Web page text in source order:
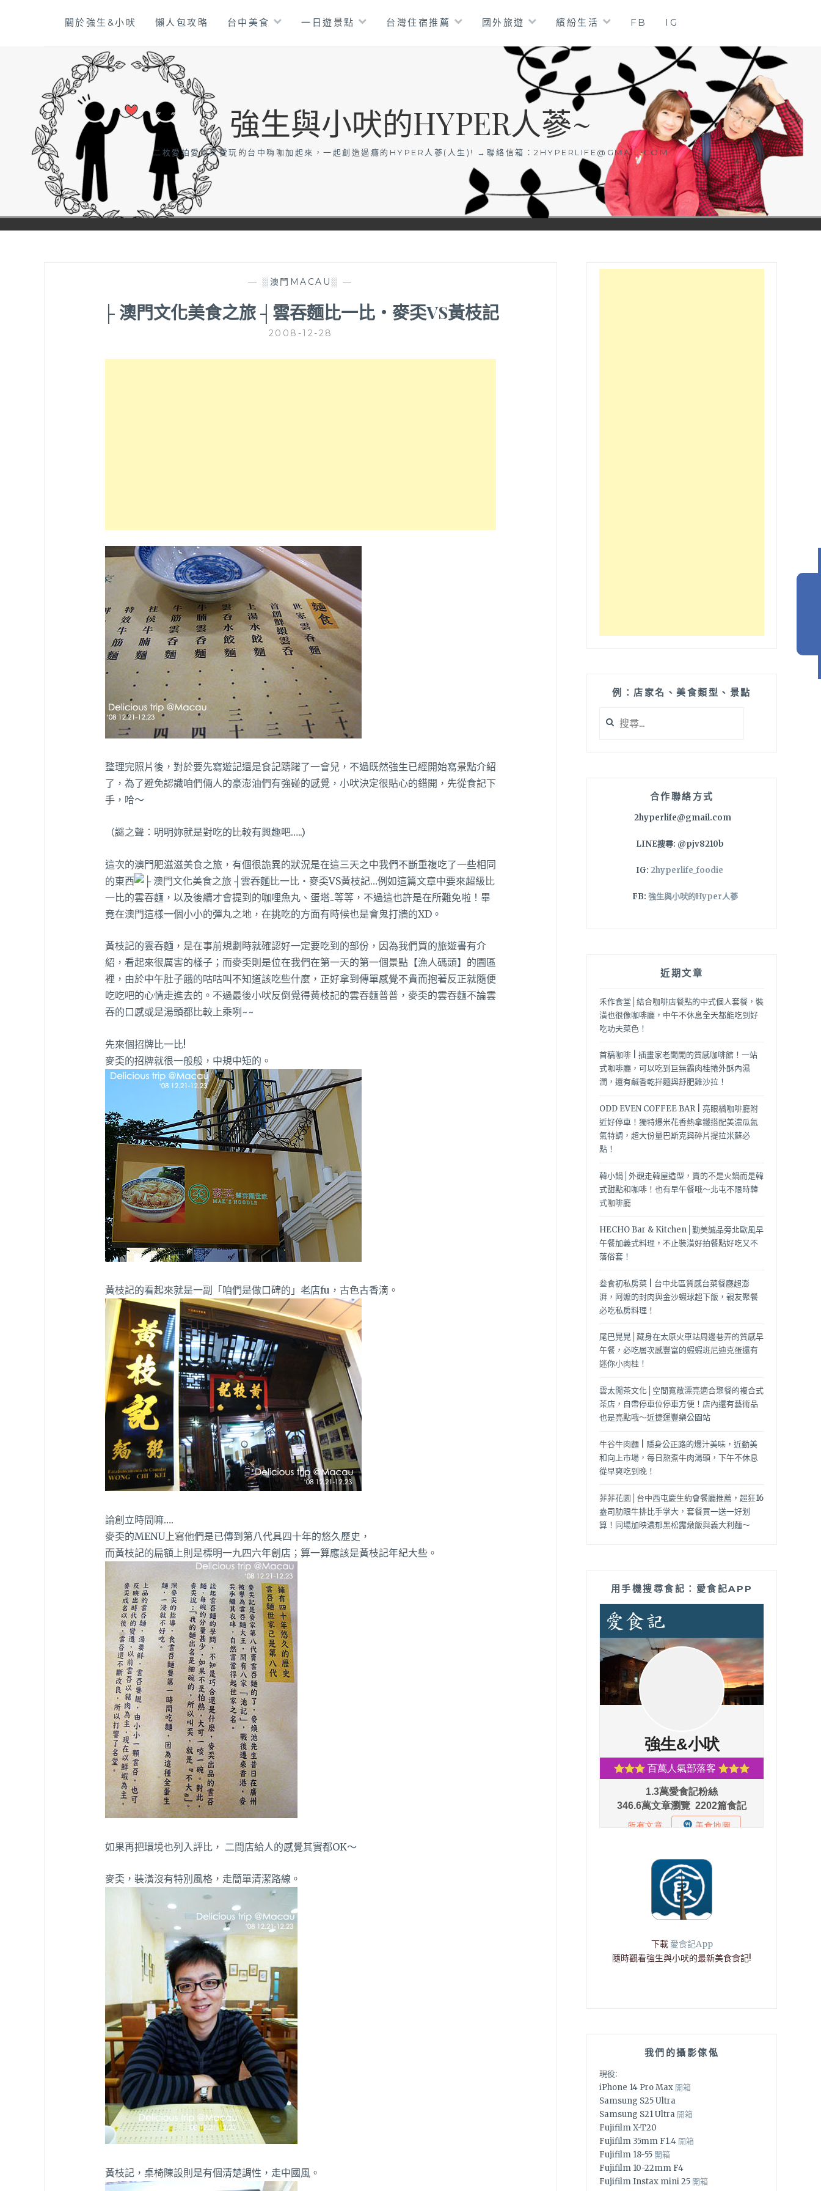
關於強生&小吠 懶人包攻略 台中美食 一日遊景點 台灣住宿推薦 國外旅遊 繽紛生活 FB IG
強生與小吠的HYPER人蔘~
二枚愛拍愛吃又愛玩的台中嗨咖加起來，一起創造過癮的HYPER人蔘(人生)! →聯絡信箱： 2HYPERLIFE@GMAIL.COM
—░澳門MACAU░ —
├ 澳門文化美食之旅 ┤雲吞麵比一比‧麥奀VS黃枝記
2008-12-28
整理完照片後，對於要先寫遊記還是食記躊躇了一會兒，不過既然強生已經開始寫景點介紹
了，為了避免認識咱們倆人的豪澎油們有強碰的感覺，小吠決定很貼心的錯開，先從食記下
手，哈～
（謎之聲：明明妳就是對吃的比較有興趣吧…..)
這次的澳門肥滋滋美食之旅，有個很詭異的狀況是在這三天之中我們不斷重複吃了一些相同
的東西
…例如這篇文章中要來超級比
一比的雲吞麵，以及後續才會提到的咖哩魚丸、蛋塔..等等，不過這也許是在所難免啦！畢
竟在澳門這樣一個小小的彈丸之地，在挑吃的方面有時候也是會鬼打牆的XD。
黃枝記的雲吞麵，是在事前規劃時就確認好一定要吃到的部份，因為我們買的旅遊書有介
紹，看起來很厲害的樣子；而麥奀則是位在我們在第一天的第一個景點【漁人碼頭】的園區
裡，由於中午肚子餓的咕咕叫不知道該吃些什麼，正好拿到傳單感覺不貴而抱著反正就隨便
吃吃吧的心情走進去的。不過最後小吠反倒覺得黃枝記的雲吞麵普普，麥奀的雲吞麵不論雲
吞的口感或是湯頭都比較上乘咧~~
先來個招牌比一比!
麥奀的招牌就很一般般，中規中矩的。
黃枝記的看起來就是一副「咱們是做口碑的」老店fu，古色古香滴。
論創立時間嘛….
麥奀的MENU上寫他們是已傳到第八代具四十年的悠久歷史，
而黃枝記的扁額上則是標明一九四六年創店；算一算應該是黃枝記年紀大些。
如果再把環境也列入評比， 二間店給人的感覺其實都OK～
麥奀，裝潢沒有特別風格，走簡單清潔路線。
黃枝記，桌椅陳設則是有個清楚調性，走中國風。
例：店家名、美食類型、景點
尋
合作聯絡方式
2hyperlife@gmail.com
LINE搜尋: @pjv8210b
IG: 2hyperlife_foodie
FB: 強生與小吠的Hyper人蔘
近期文章
禾作食堂│結合咖啡店餐點的中式個人套餐，裝
潢也很像咖啡廳，中午不休息全天都能吃到好
吃功夫菜色！
首稿咖啡 | 插畫家老闆開的質感咖啡館！一站
式咖啡廳，可以吃到巨無霸肉桂捲外酥內濕
潤，還有鹹香乾拌麵與舒肥雞沙拉！
ODD EVEN COFFEE BAR | 亮眼橘咖啡廳附
近好停車！獨特爆米花香熱拿鐵搭配美濃瓜氮
氣特調，超大份量巴斯克與碎片提拉米蘇必
點！
韓小鍋│外觀走韓屋造型，賣的不是火鍋而是韓
式甜點和咖啡！也有早午餐哦～北屯不限時韓
式咖啡廳
HECHO Bar & Kitchen│勤美誠品旁北歐風早
午餐加義式料理，不止裝潢好拍餐點好吃又不
落俗套！
叁食初私房菜 | 台中北區質感台菜餐廳超澎
湃，阿嬤的封肉與金沙蝦球超下飯，親友聚餐
必吃私房料理！
尾巴晃晃│藏身在太原火車站周邊巷弄的質感早
午餐，必吃層次感豐富的蝦蝦班尼迪克蛋還有
迷你小肉桂！
雲太閒茶文化│空間寬敞漂亮適合聚餐的複合式
茶店，自帶停車位停車方便！店內還有藝術品
也是亮點哦～近捷運豐樂公園站
牛谷牛肉麵 | 隱身公正路的爆汁美味，近勤美
和向上市場，每日熬煮牛肉湯頭，下午不休息
從早爽吃到晚！
菲菲花園│台中西屯慶生約會餐廳推薦，超狂16
盎司肋眼牛排比手掌大，套餐買一送一好划
算！同場加映濃郁黑松露燉飯與義大利麵～
用手機搜尋食記：愛食記APP
下載 愛食記App
隨時觀看強生與小吠的最新美食食記!
我們的攝影傢俬
現役:
iPhone 14 Pro Max 開箱
Samsung S25 Ultra
Samsung S21 Ultra 開箱
Fujifilm X-T20
Fujifilm 35mm F1.4 開箱
Fujifilm 18-55 開箱
Fujifilm 10-22mm F4
Fujifilm Instax mini 25 開箱